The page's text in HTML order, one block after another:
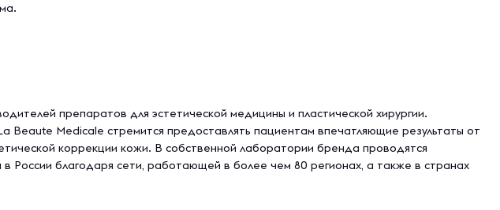
препаратов для эстетической медицины и пластической хирургии.
Medicale стремится предоставлять пациентам впечатляющие результаты от
коррекции кожи. В собственной лаборатории бренда проводятся
благодаря сети, работающей в более чем 80 регионах, а также в странах